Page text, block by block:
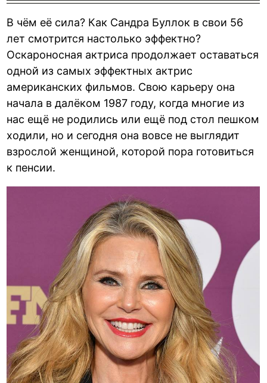
В чём её сила? Как Сандра Буллок в свои 56
лет смотрится настолько эффектно?
Оскароносная актриса продолжает оставаться
одной из самых эффектных актрис
американских фильмов. Свою карьеру она
начала в далёком 1987 году, когда многие из
нас ещё не родились или ещё под стол пешком
ходили, но и сегодня она вовсе не выглядит
взрослой женщиной, которой пора готовиться
к пенсии.